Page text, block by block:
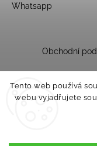
Tento web používá
webu vyjadřujete
Whatsapp
Obchodní